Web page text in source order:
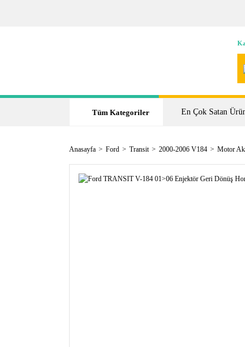
Tüm Kategoriler En Çok Satan
Anasayfa Ford Transit 2000-2006 V184 Motor